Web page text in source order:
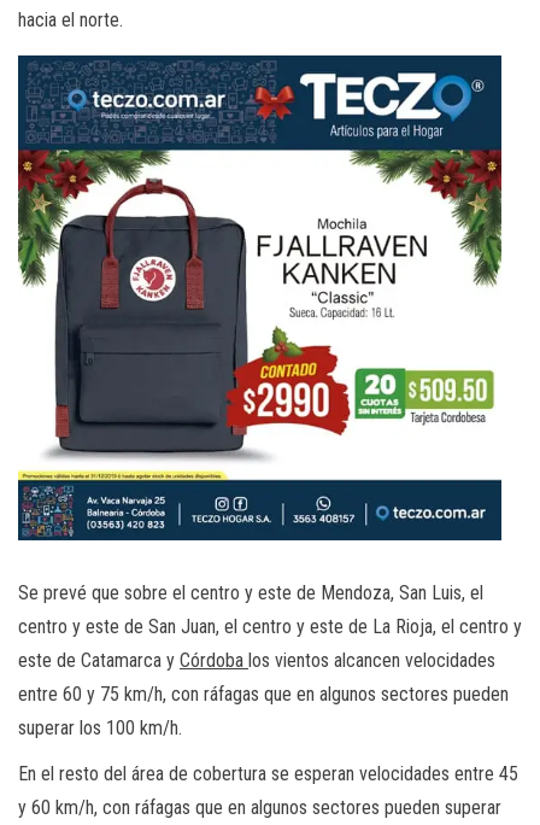
hacia el norte.
Se prevé que sobre el centro y este de Mendoza, San Luis, el
centro y este de San Juan, el centro y este de La Rioja, el centro y
este de Catamarca y Córdoba los vientos alcancen velocidades
entre 60 y 75 km/h, con ráfagas que en algunos sectores pueden
superar los 100 km/h.
En el resto del área de cobertura se esperan velocidades entre 45
y 60 km/h, con ráfagas que en algunos sectores pueden superar